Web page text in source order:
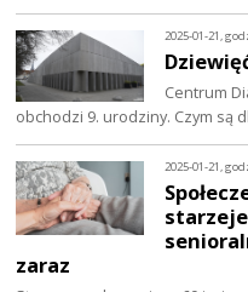
2025-01-21,
Centrum
obchodzi 9. urodziny. Czym są
2025-01-21,
zaraz